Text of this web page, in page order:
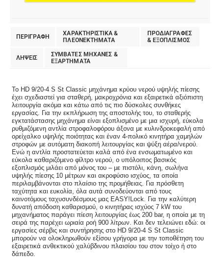
ΠΕΡΙΓΡΑΦΗ
ΧΑΡΑΚΤΗΡΙΣΤΙΚΑ &
ΠΛΕΟΝΕΚΤΗΜΑΤΑ
ΠΡΟΔΙΑΓΡΑΦΕΣ
& EΞΟΠΛΙΣΜΟΣ
ΛΗΨΕΙΣ
ΣΥΜΒΑΤΕΣ ΜΗΧΑΝΕΣ &
ΕΞΑΡΤΗΜΑΤΑ
Το HD 9/20-4 S St Classic μηχάνημα κρύου νερού υψηλής πίεσης
έχει σχεδιαστεί για σταθερή, μακροχρόνια και εξαιρετικά αξιόπιστη
λειτουργία ακόμα και κάτω από τις πιο δύσκολες συνθήκες
εργασίας. Για την εκπλήρωση της αποστολής του, το σταθερής
εγκτατάστασης μηχάνημα είναι εξοπλισμένο με μια ισχυρή, εύκολα
ρυθμιζόμενη αντλία στροφαλοφόρου άξονα με κυλινδροκεφαλή από
ορείχαλκο υψηλής ποιότητας και έναν 4-πολικό κινητήρα χαμηλών
στροφών με αυτόματη διακοπή λειτουργίας και ψύξη αέρα/νερού.
Ενώ η αντλία προστατεύεται καλά από ένα ενσωματωμένο και
εύκολα καθαριζόμενο φίλτρο νερού, ο υπόλοιπος βασικός
εξοπλισμός μιλάει από μόνος του – με πιστόλι, κάνη, σωλήνα
υψηλής πίεσης 10 μέτρων και ακροφύσιο ισχύος, τα οποία
περιλαμβάνονται στο πλαίσιο της προμήθειας. Για πρόσθετη
ταχύτητα και ευκολία, όλα αυτά συνοδεύονται από τους
καινοτόμους ταχυσυνδέσμους μας EASY!Lock. Για την καλύτερη
δυνατή απόδοση καθαρισμού, ο κινητήρας ισχύος 7 kW του
μηχανήματος παράγει πίεση λειτουργίας έως 200 bar, η οποία με τη
σειρά της παρέχει ωριαία ροή 900 λίτρων. Και δεν τελειώνει εδώ: οι
εργασίες σέρβις και συντήρησης στο HD 9/20-4 S St Classic
μπορούν να ολοκληρωθούν εξίσου γρήγορα με την τοποθέτηση του
εξαιρετικά ανθεκτικού χαλύβδινου πλαισίου του στον τοίχο ή στο
δάπεδο.